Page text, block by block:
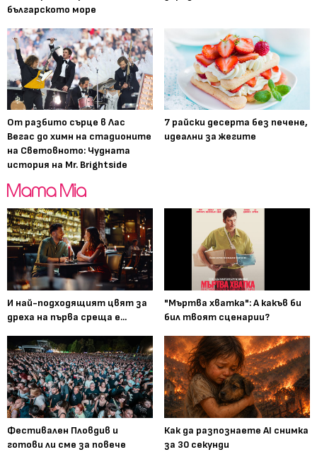
българското море
От разбито сърце в Лас
Вегас до химн на стадионите
на Световното: Чудната
история на Mr. Brightside
7 райски десерта без печене,
идеални за жегите
И най-подходящият цвят за
дреха на първа среща е...
"Мъртва хватка": А какъв би
бил твоят сценарии?
Фестивален Пловдив и
готови ли сме за повече
Как да разпознаете AI снимка
за 30 секунди